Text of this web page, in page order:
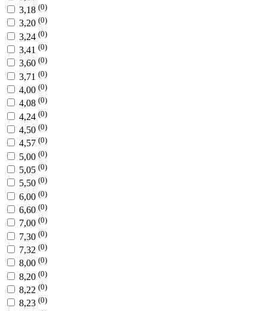
3,18 (0)
3,20 (0)
3,24 (0)
3,41 (0)
3,60 (0)
3,71 (0)
4,00 (0)
4,08 (0)
4,24 (0)
4,50 (0)
4,57 (0)
5,00 (0)
5,05 (0)
5,50 (0)
6,00 (0)
6,60 (0)
7,00 (0)
7,30 (0)
7,32 (0)
8,00 (0)
8,20 (0)
8,22 (0)
8,23 (0)